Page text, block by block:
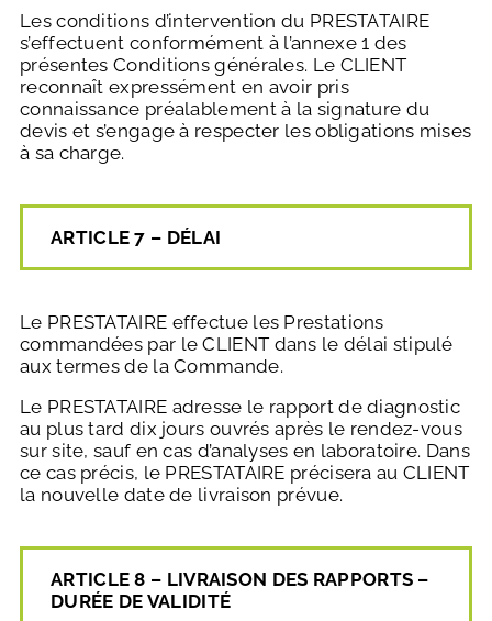
Les conditions d’intervention du PRESTATAIRE
s’effectuent conformément à l’annexe 1 des
présentes Conditions générales. Le CLIENT
reconnaît expressément en avoir pris
connaissance préalablement à la signature du
devis et s’engage à respecter les obligations mises
à sa charge.
ARTICLE 7 – DÉLAI
Le PRESTATAIRE effectue les Prestations
commandées par le CLIENT dans le délai stipulé
aux termes de la Commande.
Le PRESTATAIRE adresse le rapport de diagnostic
au plus tard dix jours ouvrés après le rendez-vous
sur site, sauf en cas d’analyses en laboratoire. Dans
ce cas précis, le PRESTATAIRE précisera au CLIENT
la nouvelle date de livraison prévue.
ARTICLE 8 – LIVRAISON DES RAPPORTS –
DURÉE DE VALIDITÉ